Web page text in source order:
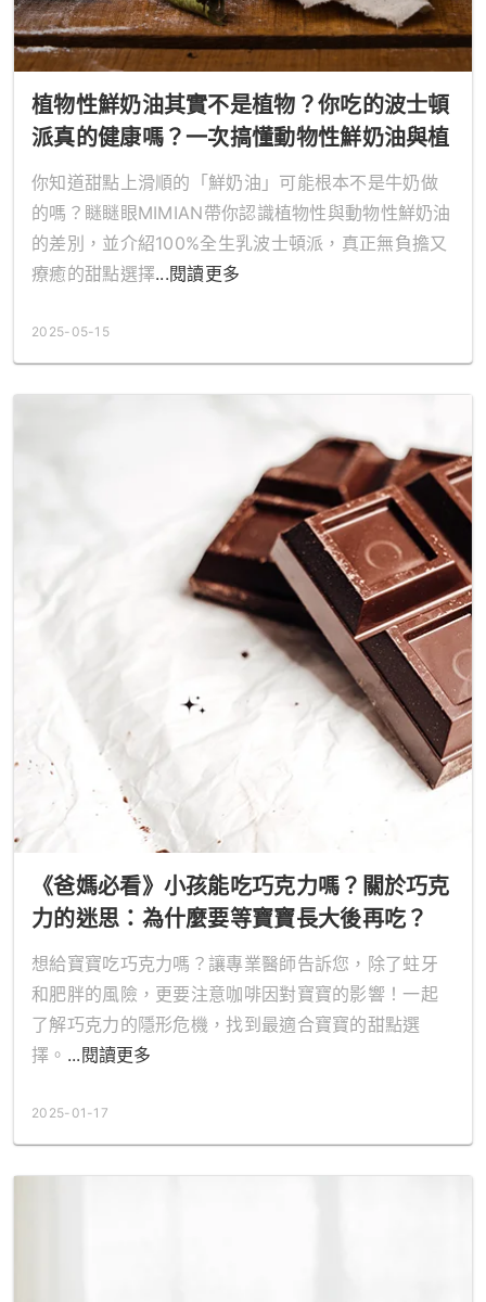
植物性鮮奶油其實不是植物？你吃的波士頓
派真的健康嗎？一次搞懂動物性鮮奶油與植
物性鮮奶油的差別！
你知道甜點上滑順的「鮮奶油」可能根本不是牛奶做
的嗎？瞇瞇眼MIMIAN帶你認識植物性與動物性鮮奶油
的差別，並介紹100%全生乳波士頓派，真正無負擔又
療癒的甜點選擇...閱讀更多
2025-05-15
《爸媽必看》小孩能吃巧克力嗎？關於巧克
力的迷思：為什麼要等寶寶長大後再吃？
想給寶寶吃巧克力嗎？讓專業醫師告訴您，除了蛀牙
和肥胖的風險，更要注意咖啡因對寶寶的影響！一起
了解巧克力的隱形危機，找到最適合寶寶的甜點選
擇。 ...閱讀更多
2025-01-17